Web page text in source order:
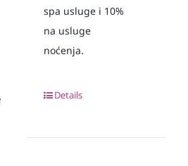
spa usluge i 10%
na usluge
noćenja.
Details